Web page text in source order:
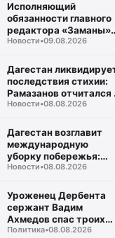
Исполняющий
обязанности главного
редактора «Заманы»
Рабадан Багомедов
читателей с 105-
юбилеем газеты
Новости•09.08.2026
Дагестан
последствия стихии:
Рамазанов отчитался
выплатах 80 тысячам
Новости•08.08.2026
Дагестан возглавит
международную
уборку побережья:
стартует акция
общая
ответственность»
Новости•08.08.2026
Уроженец Дербента
сержант Вадим
Ахмедов спас троих
бойцов из-под
Политика•08.08.2026